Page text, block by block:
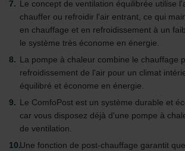
Le concept de ventilation équilibrée utilise
chauffer ou refroidir l'air entrant, ce qui
en chauffage et en refroidissement à un
le système très économe en énergie.
La pompe à chaleur combine le chauffage
refroidissement de l'air pour un climat
équilibré et économe en énergie.
Le ComfoPost est un système durable et
car vous disposez déjà d'une pompe à
de ventilation.
Une fonction de post-chauffage garantit